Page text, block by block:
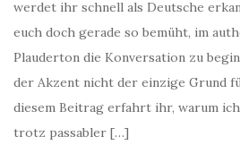
werdet ihr schnell als Deutsche
euch doch gerade so bemüht, im
Plauderton die Konversation zu
der Akzent nicht der einzige Grund
diesem Beitrag erfahrt ihr, warum ich
trotz passabler […]